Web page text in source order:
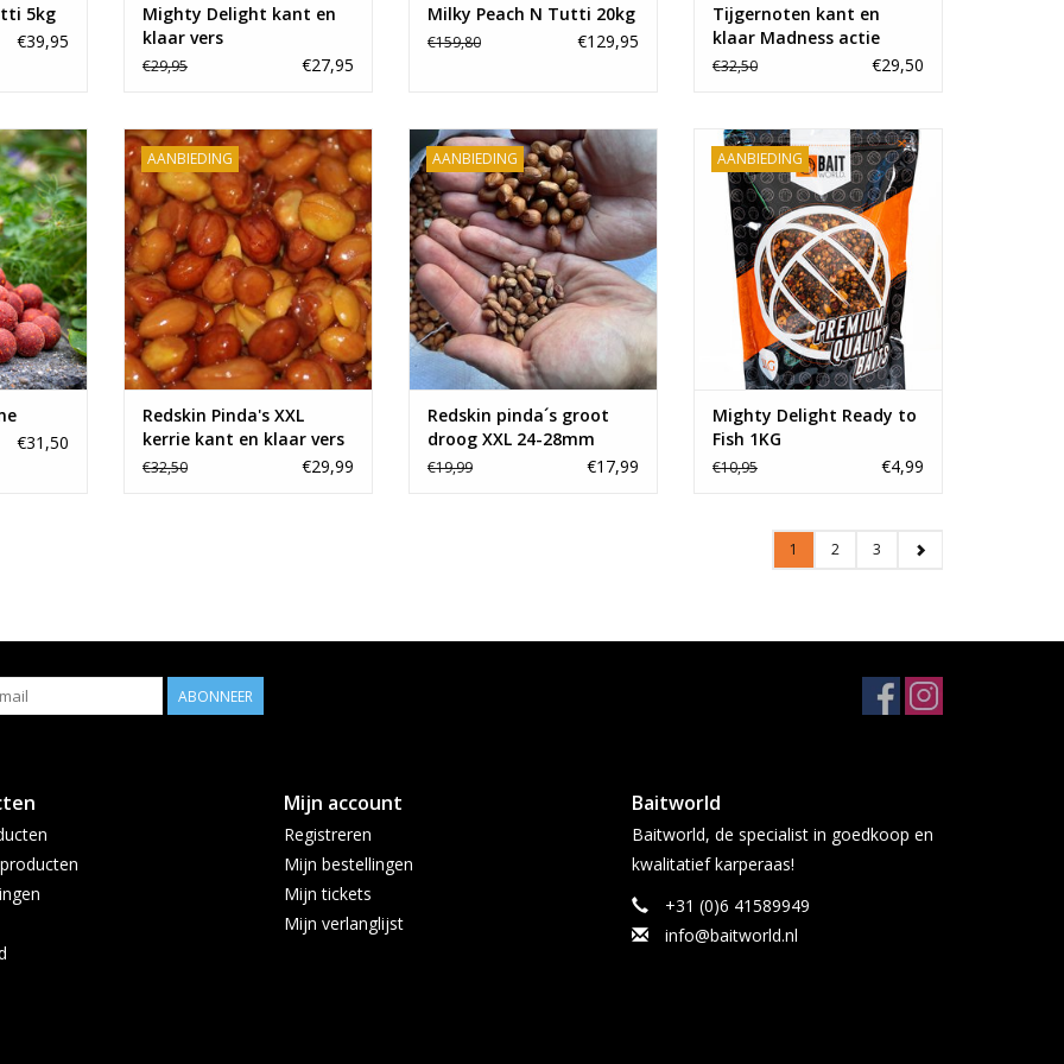
5kg
€39,95
Mighty Delight kant en
klaar vers
€29,95 €27,95
Milky Peach N Tutti 20kg
€159,80 €129,95
Tijgernoten kant en
klaar Madness actie
€32,50 €29,50
boilies
prijs.
smaken
€31,50
AANBIEDING
De beste partikels voor tijdens
het karpervissen scoor je bij
Baitworld. Onze heerlijke mixen
doen de karpers doen smikkelen!
TOEVOEGEN AAN WINKELWAGEN
Redskin Pinda's XXL
kerrie kant en klaar vers
€32,50 €29,99
AANBIEDING
De beste partikels voor tijdens
het karpervissen scoor je bij
Baitworld. Een mooie Redskin
pinda bomvol met smaak en
oliën voor een zeer goede prijs!
TOEVOEGEN AAN WINKELWAGEN
Redskin pinda´s groot
droog XXL 24-28mm
€19,99 €17,99
AANBIEDING
De beste partikels voor tijdens
het karpervissen scoor je bij
Baitworld. Onze heerlijke mixen
doen de karpers doen smikkelen!
Mighty Delight Ready to
Fish 1KG
€10,95 €4,99
1 2 3
ABONNEER
Mijn account
Registreren
Mijn bestellingen
Mijn tickets
Mijn verlanglijst
Baitworld
Baitworld, de specialist in goedkoop en
kwalitatief karperaas!
+31 (0)6 41589949
info@baitworld.nl